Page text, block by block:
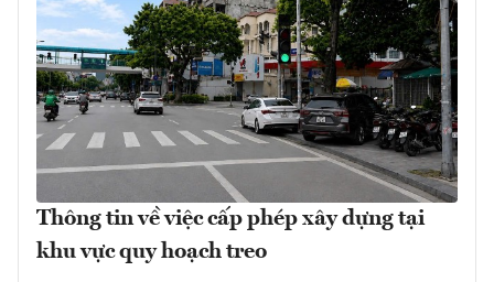
Thông tin về việc cấp phép xây dựng tại
khu vực quy hoạch treo